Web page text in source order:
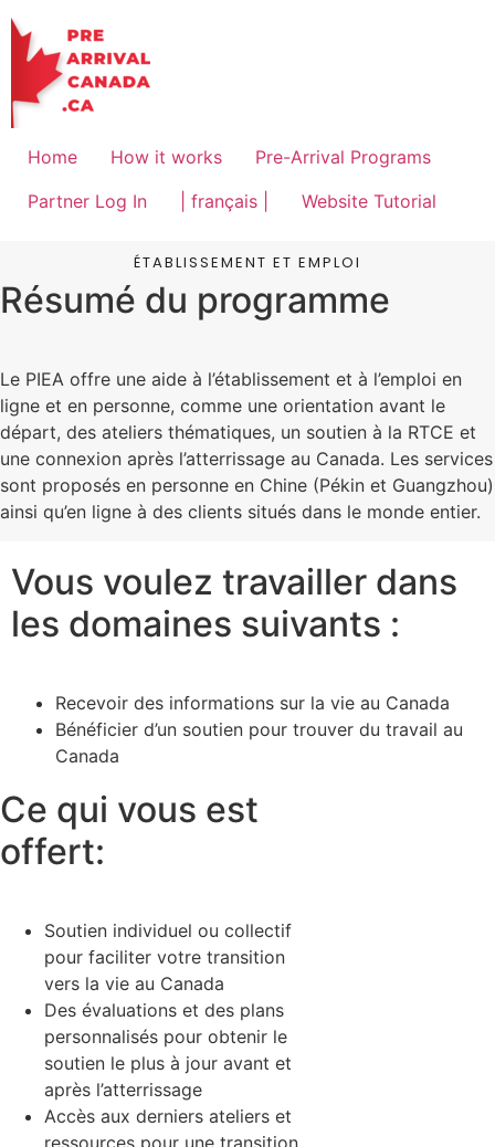
Home How it works
Pre-Arrival Programs
Partner Log In
| français | Website Tutorial
ÉTABLISSEMENT ET EMPLOI
Résumé du programme
Le PIEA offre une aide à l’établissement et à l’emploi en
ligne et en personne, comme une orientation avant le
départ, des ateliers thématiques, un soutien à la RTCE et
une connexion après l’atterrissage au Canada. Les services
sont proposés en personne en Chine (Pékin et Guangzhou)
ainsi qu’en ligne à des clients situés dans le monde entier.
Vous voulez travailler dans
les domaines suivants :
Recevoir des informations sur la vie au Canada
Bénéficier d’un soutien pour trouver du travail au
Canada
Ce qui vous est
offert:
Soutien individuel ou collectif
pour faciliter votre transition
vers la vie au Canada
Des évaluations et des plans
personnalisés pour obtenir le
soutien le plus à jour avant et
après l’atterrissage
Accès aux derniers ateliers et
ressources pour une transition